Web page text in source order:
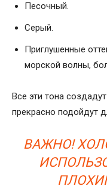
Песочный.
Серый.
Приглушенные
морской волны,
Все эти тона
прекрасно подойдут
ВАЖНО!